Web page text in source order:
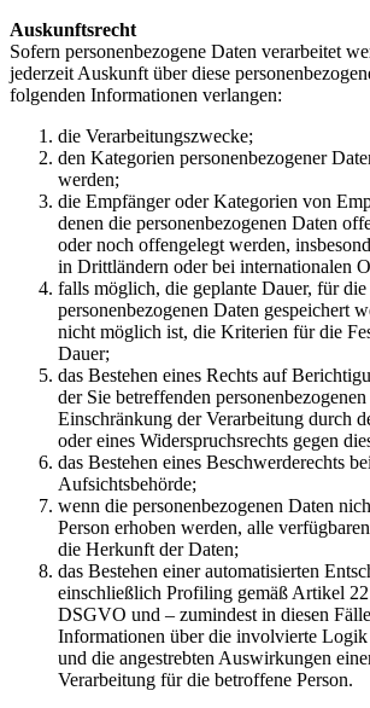
Auskunftsrecht
Sofern personenbezogene Daten verarbeitet
jederzeit Auskunft über diese
folgenden Informationen verlangen:
die Verarbeitungszwecke;
den Kategorien personenbezogener
werden;
die Empfänger oder Kategorien von
denen die personenbezogenen Daten
oder noch offengelegt werden,
in Drittländern oder bei internationalen
falls möglich, die geplante Dauer, für die
personenbezogenen Daten gespeichert
nicht möglich ist, die Kriterien für die
Dauer;
das Bestehen eines Rechts auf
der Sie betreffenden
Einschränkung der Verarbeitung durch
oder eines Widerspruchsrechts gegen
das Bestehen eines Beschwerderechts
Aufsichtsbehörde;
wenn die personenbezogenen Daten
Person erhoben werden, alle
die Herkunft der Daten;
das Bestehen einer automatisierten
einschließlich Profiling gemäß Artikel
DSGVO und – zumindest in diesen
Informationen über die involvierte
und die angestrebten Auswirkungen
Verarbeitung für die betroffene Person.